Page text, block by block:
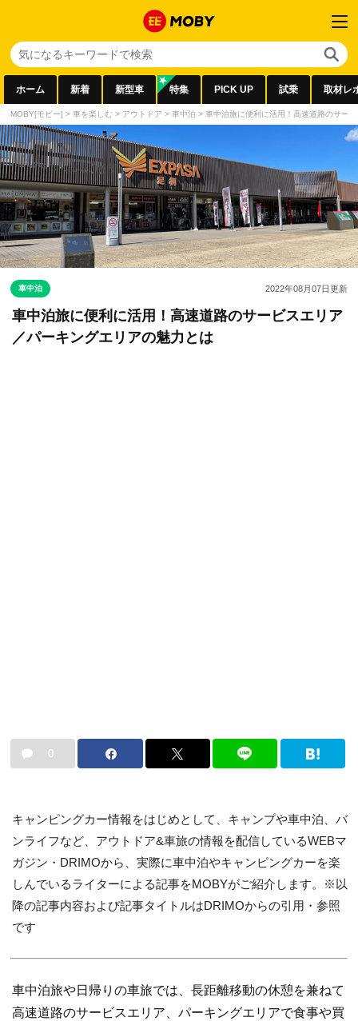
ホーム 新着 新型車 特集 PICK UP 試乗 取材レ
MOBY[モビー] > 車を楽しむ > アウトドア > 車中泊 > 車中泊旅に便利に活用！高速道路のサー
車中泊 2022年08月07日更新
車中泊旅に便利に活用！高速道路のサービスエリア
／パーキングエリアの魅力とは
0
キャンピングカー情報をはじめとして、キャンプや車中泊、バ
ンライフなど、アウトドア&車旅の情報を配信しているWEBマ
ガジン・DRIMOから、実際に車中泊やキャンピングカーを楽
しんでいるライターによる記事をMOBYがご紹介します。※以
降の記事内容および記事タイトルはDRIMOからの引用・参照
です
車中泊旅や日帰りの車旅では、長距離移動の休憩を兼ねて
高速道路のサービスエリア、パーキングエリアで食事や買